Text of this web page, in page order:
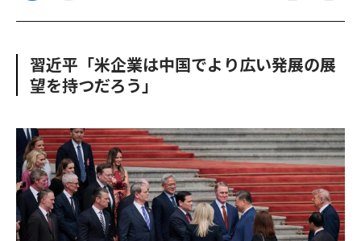
c
o
o
k
i
e
r
o
u
o
n
習近平「米企業は中国でより広い発展の展
望を持つだろう」